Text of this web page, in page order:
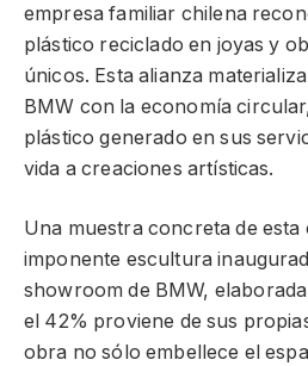
empresa familiar chilena
plástico reciclado en joyas y
únicos. Esta alianza
BMW con la economía
plástico generado en sus
vida a creaciones artísticas.
Una muestra concreta de esta
imponente escultura
showroom de BMW,
el 42% proviene de sus
obra no sólo embellece el